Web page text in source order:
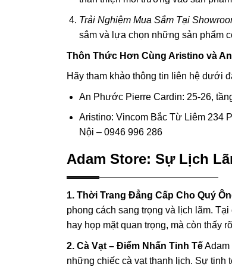
Trải Nghiệm Mua Sắm Tại
sắm và lựa chọn những sản phẩm
Thôn Thức Hơn Cùng Aristino và
Hãy tham khảo thông tin liên hệ dưới
An Phước Pierre Cardin: 25-26,
Aristino: Vincom Bắc Từ Liêm 234
Nội – 0946 996 286
Adam Store: Sự Lịch
1. Thời Trang Đẳng Cấp Cho Quý
phong cách sang trọng và lịch lãm.
hay họp mặt quan trọng, mà còn thấy
2. Cà Vạt – Điểm Nhấn Tinh TếAdam
những chiếc cà vạt thanh lịch. Sự tinh